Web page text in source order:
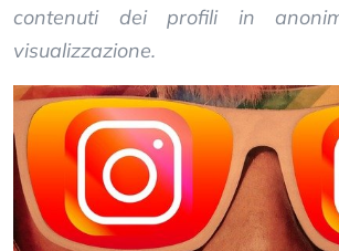
contenuti dei profili in
visualizzazione.